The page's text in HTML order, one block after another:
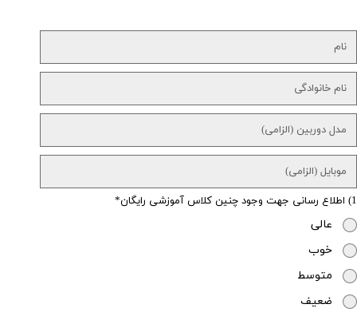
1) اطلاع رسانی جهت وجود چنین کلاس آموزشی رایگان
عالی
خوب
متوسط
ضعیف